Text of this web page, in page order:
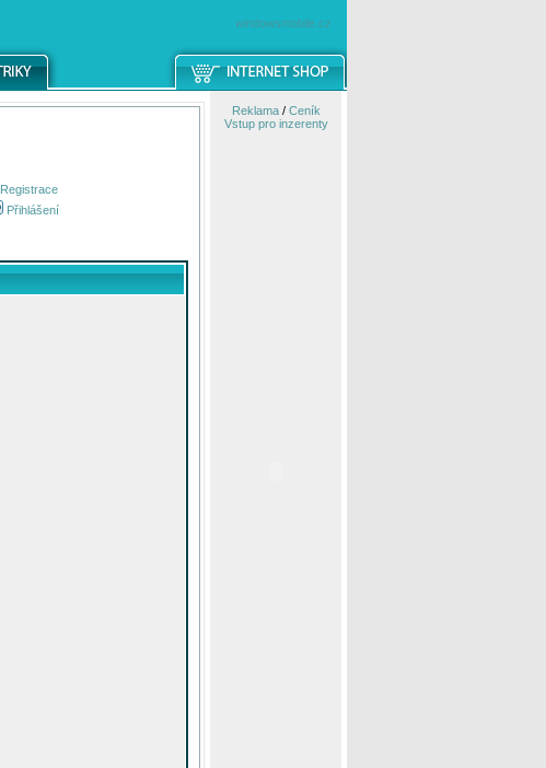
windowsmobile.cz
Registrace
Přihlášení
Reklama/ Ceník
Vstup pro inzerenty